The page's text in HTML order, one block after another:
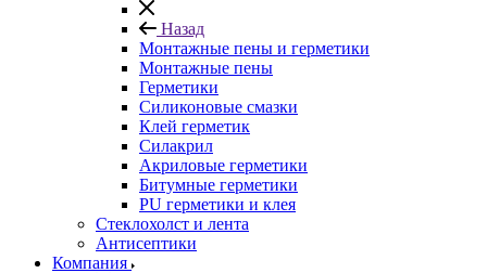
Назад
Монтажные пены и герметики
Монтажные пены
Герметики
Силиконовые смазки
Клей герметик
Силакрил
Акриловые герметики
Битумные герметики
PU герметики и клея
Стеклохолст и лента
Антисептики
Компания